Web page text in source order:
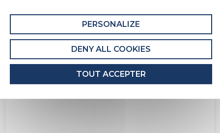
PERSONALIZE
DENY ALL COOKIES
TOUT ACCEPTER